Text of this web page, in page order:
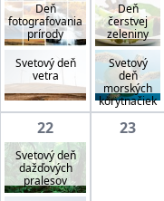
Deň
fotografovania
prírody
Svetový deň
vetra
Deň
čerstvej
zeleniny
Svetový
deň
morských
korytnačiek
22
Svetový deň
dažďových
pralesov
23